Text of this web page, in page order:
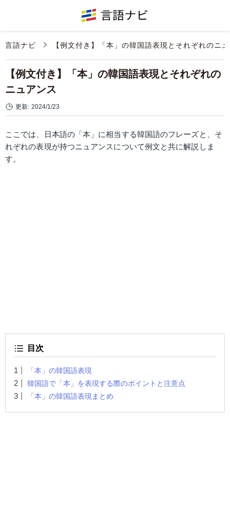
言語ナビ 【例文付き】「本」の韓国語表現とそれぞれのニ
【例文付き】「本」の韓国語表現とそれぞれの
ニュアンス
更新: 2024/1/23
ここでは、日本語の「本」に相当する韓国語のフレーズと、そ
れぞれの表現が持つニュアンスについて例文と共に解説しま
す。
目次
「本」の韓国語表現
韓国語で「本」を表現する際のポイントと注意点
「本」の韓国語表現まとめ